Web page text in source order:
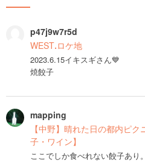
p47j9w7r5d
WESTꓸロケ地
2023.6.15イキスギさん💙
焼餃子
mapping
【中野】晴れた日の都内ピ
子・ワイン】
ここでしか食べれない餃子あり。